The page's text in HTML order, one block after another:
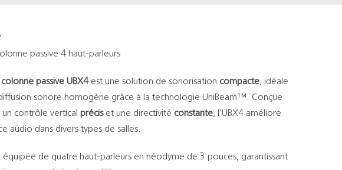
passive 4 haut-parleurs
passive UBX4est une solution de sonorisation compacte, idéale
sonore homogène grâce à la technologie UniBeam™. Conçue
contrôle verticalpréciset une directivité constante, l’UBX4 améliore
audio dans divers types de salles.
équipée de quatre haut-parleurs en néodyme de 3 pouces, garantissant